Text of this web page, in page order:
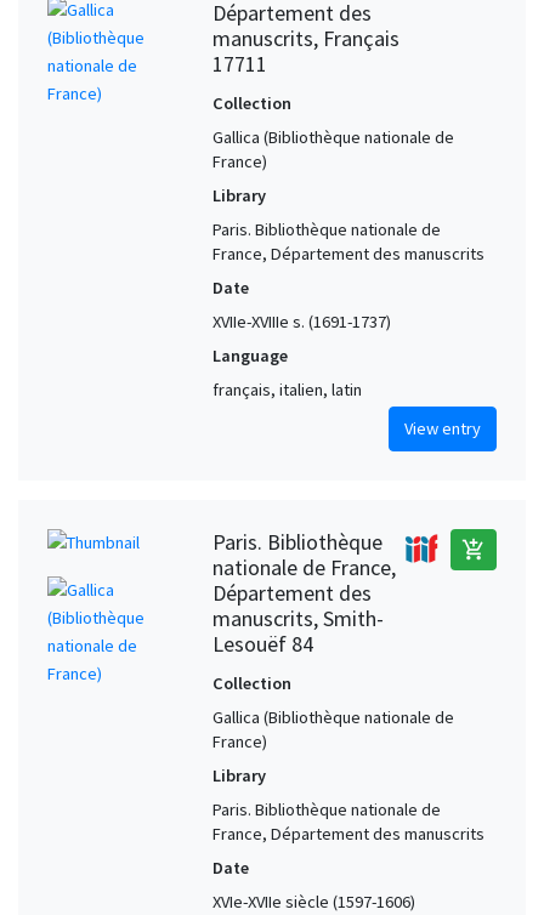
Département des
manuscrits, Français
17711
Collection
Gallica (Bibliothèque nationale de
France)
Library
Paris. Bibliothèque nationale de
France, Département des manuscrits
Date
XVIIe-XVIIIe s. (1691-1737)
Language
français, italien, latin
View entry
Paris. Bibliothèque
nationale de France,
Département des
manuscrits, Smith-
Lesouëf 84
add_shopping_cart
Collection
Gallica (Bibliothèque nationale de
France)
Library
Paris. Bibliothèque nationale de
France, Département des manuscrits
Date
XVIe-XVIIe siècle (1597-1606)